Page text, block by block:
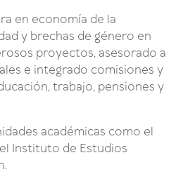
en economía de la
y brechas de género en
proyectos, asesorado a
e integrado comisiones y
trabajo, pensiones y
académicas como el
el Instituto de Estudios